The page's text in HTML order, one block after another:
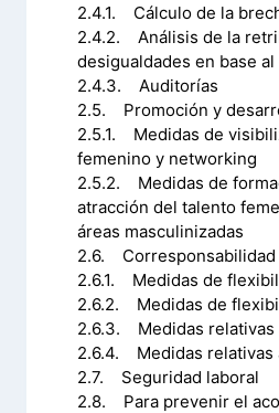
2.4.1. Cálculo de la
2.4.2. Análisis de la
desigualdades en base
2.4.3. Auditorías
2.5. Promoción y
2.5.1. Medidas de
femenino y networking
2.5.2. Medidas de
atracción del talento
áreas masculinizadas
2.6. Corresponsabilidad
2.6.1. Medidas de
2.6.2. Medidas de
2.6.3. Medidas relativas
2.6.4. Medidas relativas
2.7. Seguridad laboral
2.8. Para prevenir el